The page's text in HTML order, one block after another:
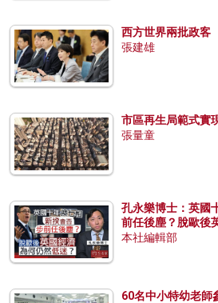
西方世界兩批政客
張建雄
市區再生局範式實
張量童
孔永樂博士：英國
前任後塵？脫歐後
本社編輯部
60名中小特幼老師